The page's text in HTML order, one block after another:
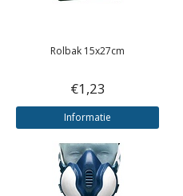
Rolbak 15x27cm
€1,23
Informatie